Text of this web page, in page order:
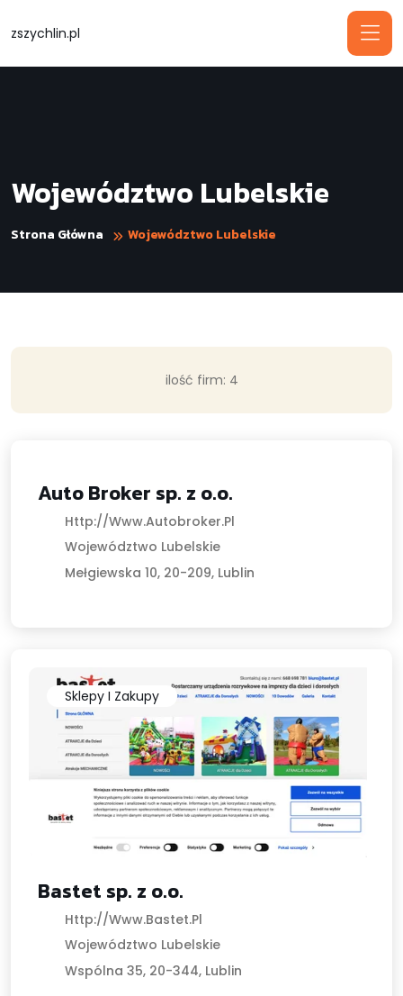
zszychlin.pl
Województwo Lubelskie
Strona Główna Województwo Lubelskie
ilość firm: 4
Usługi Motoryzacyjne I Transport
Auto Broker sp. z o.o.
Http://www.autobroker.pl
Województwo Lubelskie
Mełgiewska 10, 20-209, Lublin
Sklepy I Zakupy
Bastet sp. z o.o.
Http://www.bastet.pl
Województwo Lubelskie
Wspólna 35, 20-344, Lublin